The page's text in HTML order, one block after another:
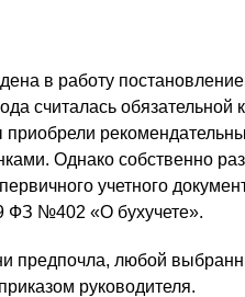
в работу
считалась
Однако собственно
учетного
ФЗ №402 «О бухучете».
предпочла, любой
руководителя.